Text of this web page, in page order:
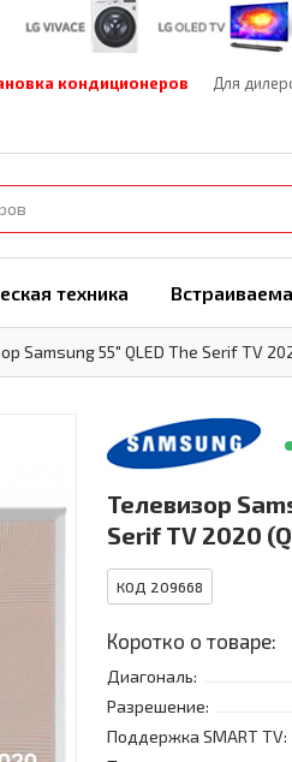
кондиционеров Для
техника
Samsung 55" QLED The Serif TV
Телевизор
Serif TV 2020
КОД 209668
Коротко о товаре:
Диагональ:
Разрешение:
Поддержка SMART TV: